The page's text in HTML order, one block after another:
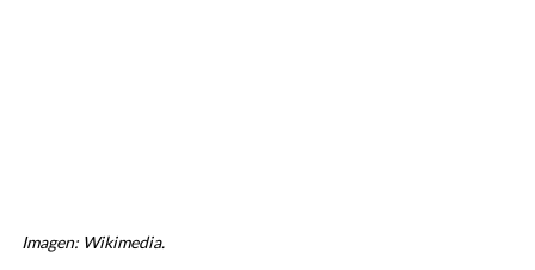
Imagen: Wikimedia.